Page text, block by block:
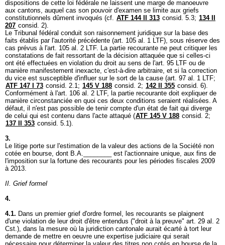
dispositions de cette loi fédérale ne laissent une marge de manoeuvre
aux cantons, auquel cas son pouvoir d'examen se limite aux griefs
constitutionnels dûment invoqués (cf. ATF 144 II 313 consid. 5.3; 134 II
207 consid. 2).
Le Tribunal fédéral conduit son raisonnement juridique sur la base des
faits établis par l'autorité précédente (art. 105 al. 1 LTF), sous réserve des
cas prévus à l'art. 105 al. 2 LTF. La partie recourante ne peut critiquer les
constatations de fait ressortant de la décision attaquée que si celles-ci
ont été effectuées en violation du droit au sens de l'art. 95 LTF ou de
manière manifestement inexacte, c'est-à-dire arbitraire, et si la correction
du vice est susceptible d'influer sur le sort de la cause (art. 97 al. 1 LTF;
ATF 147 I 73 consid. 2.1; 145 V 188 consid. 2; 142 II 355 consid. 6).
Conformément à l'art. 106 al. 2 LTF, la partie recourante doit expliquer de
manière circonstanciée en quoi ces deux conditions seraient réalisées. A
défaut, il n'est pas possible de tenir compte d'un état de fait qui diverge
de celui qui est contenu dans l'acte attaqué (ATF 145 V 188 consid. 2;
137 II 353 consid. 5.1).
3.
Le litige porte sur l'estimation de la valeur des actions de la Société non
cotée en bourse, dont B.A.________ est l'actionnaire unique, aux fins de
l'imposition sur la fortune des recourants pour les périodes fiscales 2009
à 2013.
II. Grief formel
4.
4.1. Dans un premier grief d'ordre formel, les recourants se plaignent
d'une violation de leur droit d'être entendus ("droit à la preuve" art. 29 al. 2
Cst.), dans la mesure où la juridiction cantonale aurait écarté à tort leur
demande de mettre en oeuvre une expertise judiciaire qui serait